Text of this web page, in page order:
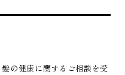
の健康に関するご相談を受